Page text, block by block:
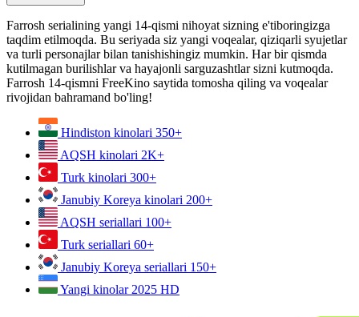
Farrosh serialining yangi 14-qismi nihoyat sizning e'tiboringizga
taqdim etilmoqda. Bu seriyada siz yangi voqealar, qiziqarli syujetlar
va turli personajlar bilan tanishishingiz mumkin. Har bir qismda
kutilmagan burilishlar va hayajonli sarguzashtlar sizni kutmoqda.
Farrosh 14-qismni FreeKino saytida tomosha qiling va voqealar
rivojidan bahramand bo'ling!
Hindiston kinolari 350+
AQSH kinolari 2K+
Turk kinolari 300+
Janubiy Koreya kinolari 200+
AQSH seriallari 100+
Turk seriallari 60+
Janubiy Koreya seriallari 150+
Yangi kinolar 2025 HD